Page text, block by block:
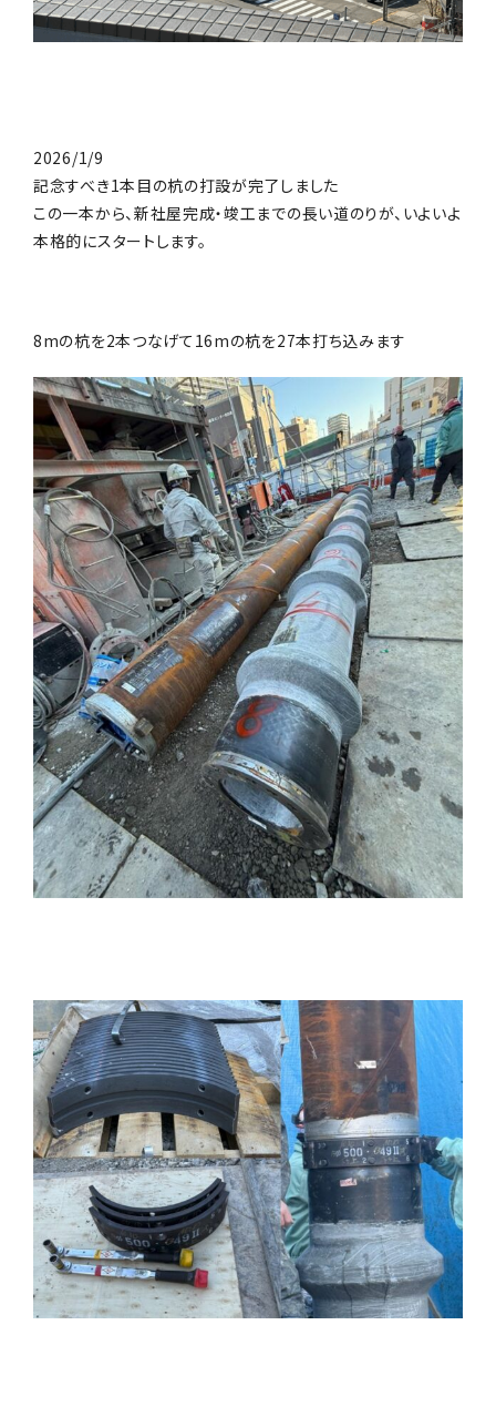
2026/1/9
記念すべき1本目の杭の打設が完了しました
この一本から、新社屋完成・竣工までの長い道のりが、いよいよ
本格的にスタートします。
8mの杭を2本つなげて16mの杭を27本打ち込みます